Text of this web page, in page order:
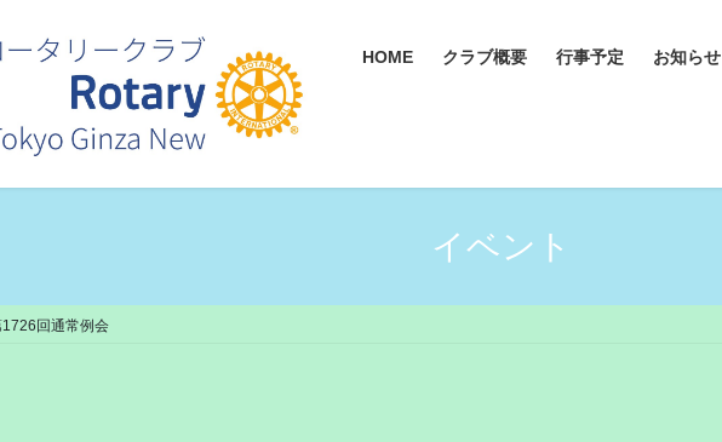
HOME クラブ概要 行事予定 お知らせ
イベント
1726回通常例会